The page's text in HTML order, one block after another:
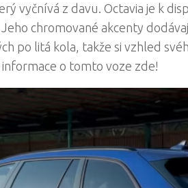
vyčnívá z davu. Octavia je k
chromované akcenty
po litá kola, takže si vzhled
informace o tomto voze zde!